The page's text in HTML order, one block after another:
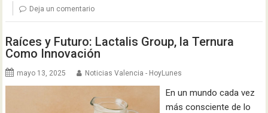
Deja un comentario
Raíces y Futuro: Lactalis Group, la Ternura
Como Innovación
mayo 13, 2025 Noticias Valencia - HoyLunes
En un mundo cada vez
más consciente de lo